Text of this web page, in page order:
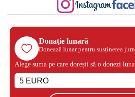
Donație lunară
Donează lunar pentru susținerea
Alege suma pe care dorești să o donezi